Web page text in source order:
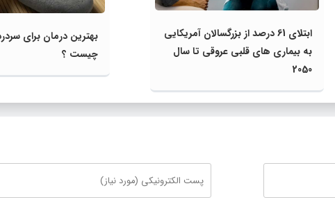
ابتلای 61 درصد از بزرگسالان آمریکایی
به بیماری‌ های قلبی عروقی تا سال
2050
بهترین درمان برای
چیست ؟